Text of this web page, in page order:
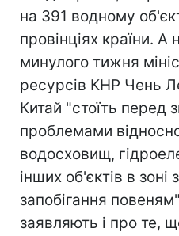
на 391 водному
провінціях країни. А
минулого тижня
ресурсів КНР Чень
Китай "стоїть перед
проблемами
водосховищ,
інших об'єктів в зоні
запобігання
заявляють і про те,